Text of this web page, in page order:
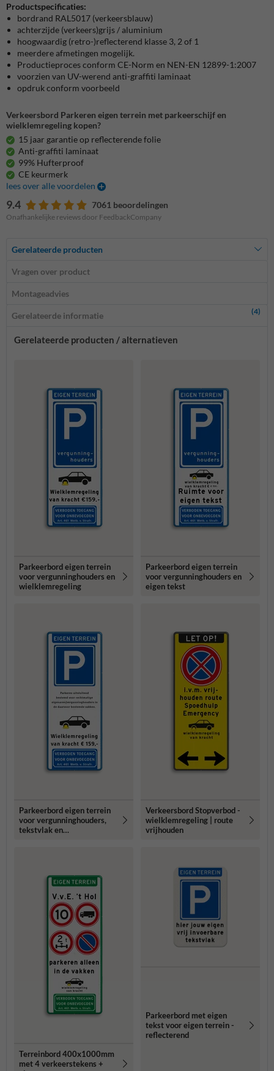
Productspecificaties:
bordrand RAL5017 (verkeersblauw)
achterzijde (verkeers)grijs / aluminium
hoogwaardig (retro-)reflecterend klasse 3, 2 of 1
meerdere afmetingen mogelijk.
Productieproces conform CE-Norm en NEN-EN 12899-1:2007
voorzien van UV-werend anti-graffiti laminaat
opdruk conform voorbeeld
Verkeersbord Parkeren eigen terrein met parkeerschijf en
wielklemregeling kopen?
15 jaar garantie op reflecterende folie
Anti-graffiti laminaat
99% Hufterproof
CE keurmerk
lees over alle voordelen
9.4 7061 beoordelingen
Onafhankelijke reviews door FeedbackCompany
Gerelateerde producten
Vragen over product
Montageadvies
Gerelateerde informatie (4)
Gerelateerde producten / alternatieven
Parkeerbord eigen terrein
voor vergunninghouders en
wielklemregeling
Parkeerbord eigen terrein
voor vergunninghouders en
eigen tekst
Parkeerbord eigen terrein
voor vergunninghouders,
tekstvlak en
Verkeersbord Stopverbod -
wielklemregeling | route
vrijhouden
Terreinbord 400x1000mm
met 4 verkeerstekens +
Parkeerbord met eigen
tekst voor eigen terrein -
reflecterend